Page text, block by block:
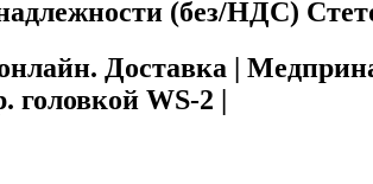
(без/НДС)
Доставка |
головкой WS-2 |